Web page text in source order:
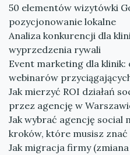
50 elementów wizytówki
pozycjonowanie lokalne
Analiza konkurencji dla
wyprzedzenia rywali
Event marketing dla
webinarów
Jak mierzyć ROI działań
przez agencję w
Jak wybrać agencję social
kroków, które musisz znać
Jak migracja firmy